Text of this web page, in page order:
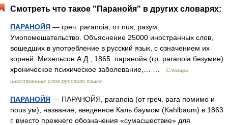
Смотреть что такое "Паранойя" в других словарях:
ПАРАНОЙЯ — греч. paranoia, от nus, разум.
Умопомешательство. Объяснение 25000 иностранных слов,
вошедших в употребление в русский язык, с означением их
корней. Михельсон А.Д., 1865. паранойя (гр. paranoia безумие)
хроническое психическое заболевание,… …
Словарь
иностранных слов русского языка
ПАРАНОЙЯ — ПАРАНОЙЯ, paranoia (от греч. рага помимо и
nous ум), название, введенное Каль баумом (Kahlbaum) в 1863
г. вместо прежнего обозначения «сумасшествие» для